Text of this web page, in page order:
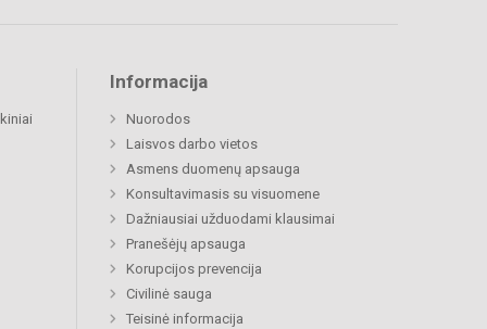
Informacija
Nuorodos
Laisvos darbo vietos
Asmens duomenų apsauga
Konsultavimasis su visuomene
Dažniausiai užduodami klausimai
Pranešėjų apsauga
Korupcijos prevencija
Civilinė sauga
Teisinė informacija